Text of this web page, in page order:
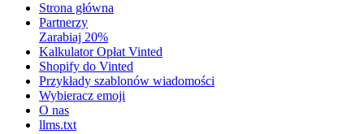
Strona główna
Partnerzy
Zarabiaj 20%
Kalkulator Opłat Vinted
Shopify do Vinted
Przykłady szablonów wiadomości
Wybieracz emoji
O nas
llms.txt